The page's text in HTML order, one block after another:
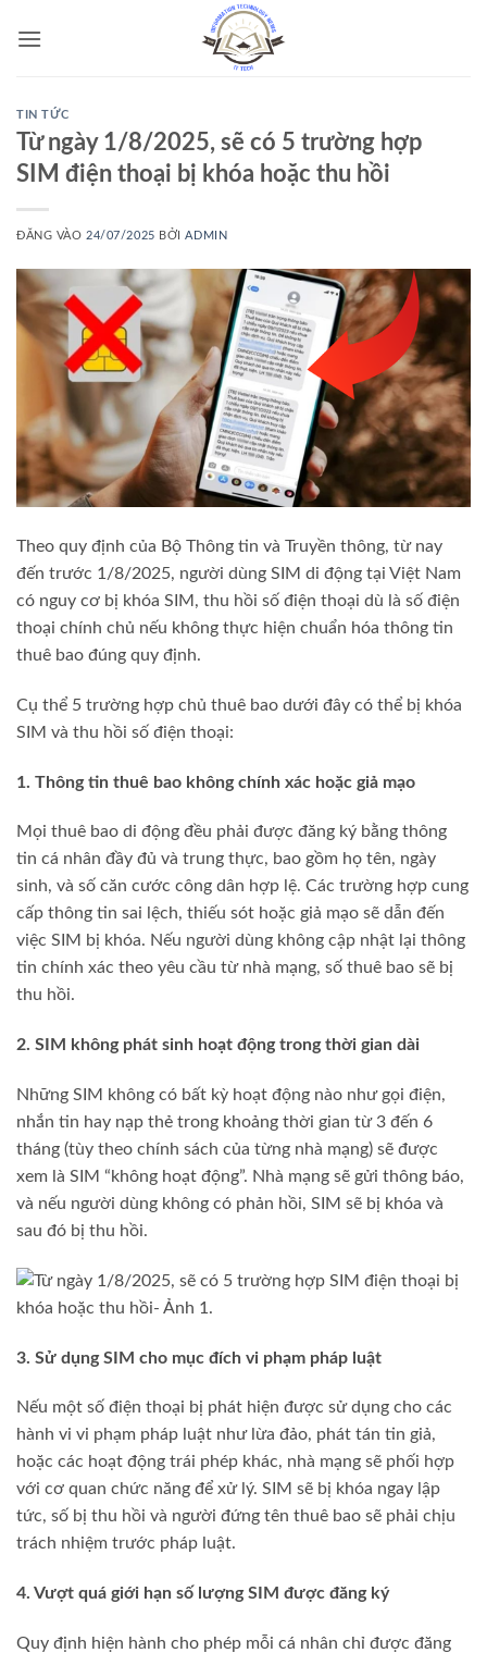
qua
TIN TỨC
Từ ngày 1/8/2025, sẽ có 5 trường hợp
SIM điện thoại bị khóa hoặc thu hồi
ĐĂNG VÀO 24/07/2025 BỞIADMIN
Theo quy định của Bộ Thông tin và Truyền thông, từ nay
đến trước 1/8/2025, người dùng SIM di động tại Việt Nam
có nguy cơ bị khóa SIM, thu hồi số điện thoại dù là số điện
thoại chính chủ nếu không thực hiện chuẩn hóa thông tin
thuê bao đúng quy định.
Cụ thể 5 trường hợp chủ thuê bao dưới đây có thể bị khóa
SIM và thu hồi số điện thoại:
1. Thông tin thuê bao không chính xác hoặc giả mạo
Mọi thuê bao di động đều phải được đăng ký bằng thông
tin cá nhân đầy đủ và trung thực, bao gồm họ tên, ngày
sinh, và số căn cước công dân hợp lệ. Các trường hợp cung
cấp thông tin sai lệch, thiếu sót hoặc giả mạo sẽ dẫn đến
việc SIM bị khóa. Nếu người dùng không cập nhật lại thông
tin chính xác theo yêu cầu từ nhà mạng, số thuê bao sẽ bị
thu hồi.
2. SIM không phát sinh hoạt động trong thời gian dài
Những SIM không có bất kỳ hoạt động nào như gọi điện,
nhắn tin hay nạp thẻ trong khoảng thời gian từ 3 đến 6
tháng (tùy theo chính sách của từng nhà mạng) sẽ được
xem là SIM “không hoạt động”. Nhà mạng sẽ gửi thông báo,
và nếu người dùng không có phản hồi, SIM sẽ bị khóa và
sau đó bị thu hồi.
3. Sử dụng SIM cho mục đích vi phạm pháp luật
Nếu một số điện thoại bị phát hiện được sử dụng cho các
hành vi vi phạm pháp luật như lừa đảo, phát tán tin giả,
hoặc các hoạt động trái phép khác, nhà mạng sẽ phối hợp
với cơ quan chức năng để xử lý. SIM sẽ bị khóa ngay lập
tức, số bị thu hồi và người đứng tên thuê bao sẽ phải chịu
trách nhiệm trước pháp luật.
4. Vượt quá giới hạn số lượng SIM được đăng ký
Quy định hiện hành cho phép mỗi cá nhân chỉ được đăng